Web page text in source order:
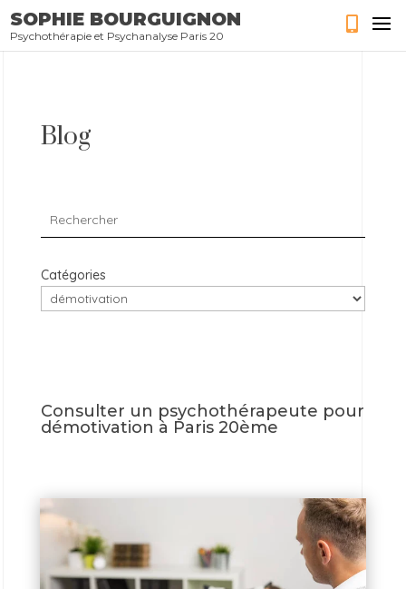
SOPHIE BOURGUIGNON
Psychothérapie et Psychanalyse Paris 20
Blog
Catégories
Consulter un psychothérapeute pour
démotivation à Paris 20ème